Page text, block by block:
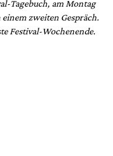
Tagebuch, am Montag
zweiten Gespräch.
Festival-Wochenende.